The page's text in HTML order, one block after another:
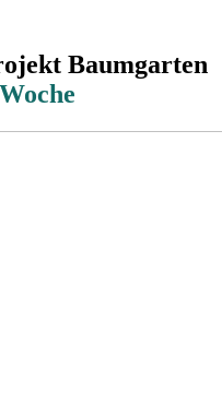
Baumgarten